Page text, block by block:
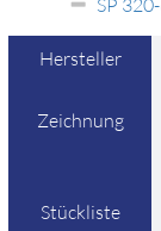
SP
Hersteller
Zeichnung
Stückliste